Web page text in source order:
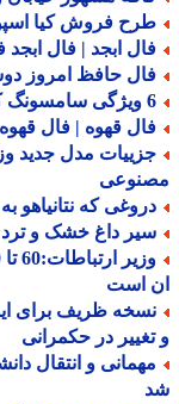
فروش کیا اسپورتیج 2025 با قیمت
ابجد | فال ابجد فردا سه شنبه
حافظ امروز دوشنبه 19 مرداد ماه
قهوه | فال قهوه روزانه سه
مدل جدید
که نتانیاهو به
داغ خشک و ترد
است
ظریف برای ایران
در حکمرانی
و انتقال